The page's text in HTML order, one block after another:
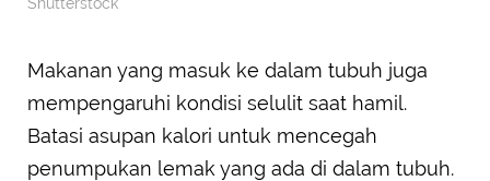
Shutterstock
Makanan yang masuk ke dalam tubuh juga
mempengaruhi kondisi selulit saat hamil.
Batasi asupan kalori untuk mencegah
penumpukan lemak yang ada di dalam tubuh.